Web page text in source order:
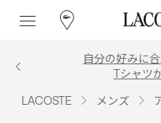
自分の好みに
Tシャツ
LACOSTE メンズ